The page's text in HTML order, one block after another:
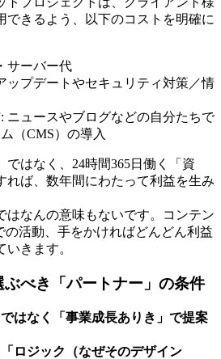
できるよう、以下のコストを明確に
サーバー代
ップデートやセキュリティ対策／情
: ニュースやブログなどの自分たちで
（CMS）の導入
ではなく、24時間365日働く「資
れば、数年間にわたって利益を生み
はなんの意味もないです。コンテン
の活動、手をかければどんどん利益
きます。
ぶべき「パートナー」の条件
ではなく「事業成長ありき」で提案
ロジック（なぜそのデザイン